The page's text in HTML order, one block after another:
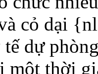
cỏ dại
dự
thời